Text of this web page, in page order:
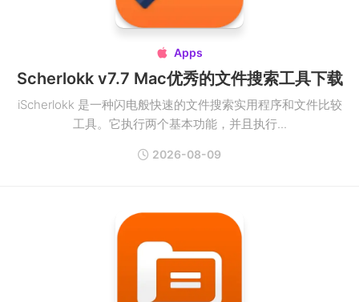
 Apps
Scherlokk v7.7 Mac优秀的文件搜索工具下载
iScherlokk 是一种闪电般快速的文件搜索实用程序和文件比较
工具。它执行两个基本功能，并且执行...
2026-08-09